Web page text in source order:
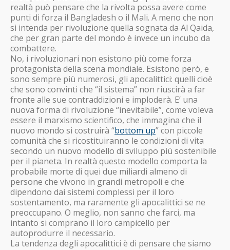
realtà può pensare che la rivolta possa avere come
punti di forza il Bangladesh o il Mali. A meno che non
si intenda per rivoluzione quella sognata da Al Qaida,
che per gran parte del mondo è invece un incubo da
combattere.
No, i rivoluzionari non esistono più come forza
protagonista della scena mondiale. Esistono però, e
sono sempre più numerosi, gli apocalittici: quelli cioè
che sono convinti che “il sistema” non riuscirà a far
fronte alle sue contraddizioni e imploderà. E’ una
nuova forma di rivoluzione “inevitabile”, come voleva
essere il marxismo scientifico, che immagina che il
nuovo mondo si costruirà “bottom up” con piccole
comunità che si ricostituiranno le condizioni di vita
secondo un nuovo modello di sviluppo più sostenibile
per il pianeta. In realtà questo modello comporta la
probabile morte di quei due miliardi almeno di
persone che vivono in grandi metropoli e che
dipendono dai sistemi complessi per il loro
sostentamento, ma raramente gli apocalittici se ne
preoccupano. O meglio, non sanno che farci, ma
intanto si comprano il loro campicello per
autoprodurre il necessario.
La tendenza degli apocalittici è di pensare che siamo